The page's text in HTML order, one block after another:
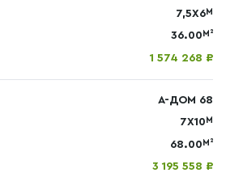
7,5X6М
36.00М²
1 574 268 ₽
А-ДОМ 68
7X10 М
68.00М²
3 195 558 ₽